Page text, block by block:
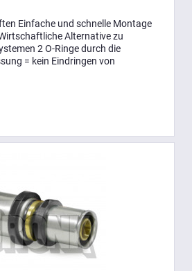
Einfache und schnelle Montage
Alternative zu
2 O-Ringe durch die
= kein Eindringen von